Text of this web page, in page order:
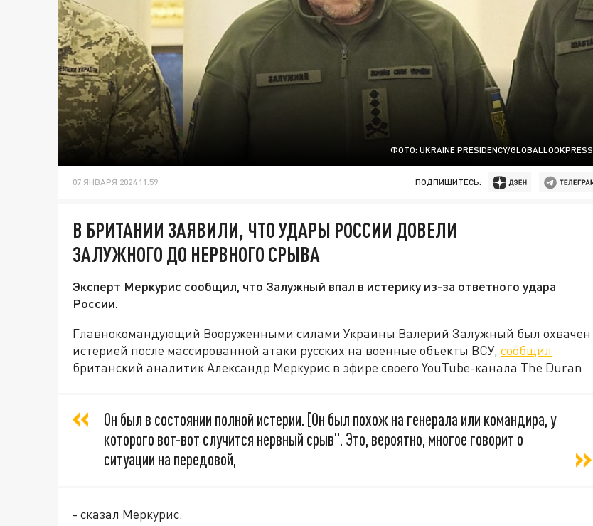
ФОТО: UKRAINE PRESIDENCY/GLOBALLOOKPRESS
07 ЯНВАРЯ 2024 11:59 ПОДПИШИТЕСЬ:
В БРИТАНИИ ЗАЯВИЛИ, ЧТО УДАРЫ РОССИИ ДОВЕЛИ
ЗАЛУЖНОГО ДО НЕРВНОГО СРЫВА
Эксперт Меркурис сообщил, что Залужный впал в истерику из-за ответного удара
России.
Главнокомандующий Вооруженными силами Украины Валерий Залужный был охвачен
истерией после массированной атаки русских на военные объекты ВСУ, сообщил
британский аналитик Александр Меркурис в эфире своего YouTube-канала The Duran.
Он был в состоянии полной истерии. [Он был похож на генерала или командира, у
которого вот-вот случится нервный срыв". Это, вероятно, многое говорит о
ситуации на передовой,
- сказал Меркурис.